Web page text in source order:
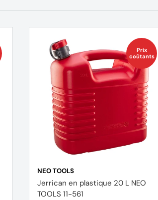
Prix
coûtants
NEO TOOLS
Jerrican en plastique 20 L NEO
TOOLS 11-561